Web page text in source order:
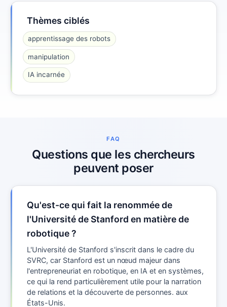
Thèmes ciblés
apprentissage des robots
manipulation
IA incarnée
FAQ
Questions que les chercheurs
peuvent poser
Qu'est-ce qui fait la renommée de
l'Université de Stanford en matière de
robotique ?
L'Université de Stanford s'inscrit dans le cadre du
SVRC, car Stanford est un nœud majeur dans
l'entrepreneuriat en robotique, en IA et en systèmes,
ce qui la rend particulièrement utile pour la narration
de relations et la découverte de personnes. aux
États-Unis.